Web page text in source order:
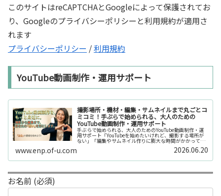
このサイトはreCAPTCHAとGoogleによって保護されてお
り、Googleのプライバシーポリシーと利用規約が適用さ
れます
プライバシーポリシー /利用規約
YouTube動画制作・運用サポート
撮影場所・機材・編集・サムネイルまで丸ごとコ
ミコミ！手ぶらで始められる、大人のための
YouTube動画制作・運用サポート
手ぶらで始められる、大人のためのYouTube動画制作・運
用サポート「YouTubeを始めたいけれど、撮影する場所が
ない」「編集やサムネイル作りに膨大な時間がかかって長
続きしない」「機材を揃えるだけで何万円もかかってしま
www.enp.of-u.com 2026.06.20
お名前 (必須)